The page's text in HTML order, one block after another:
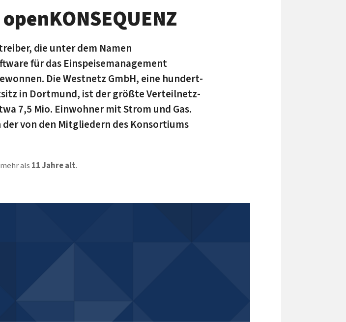
die unter dem Namen
für das Ein­speise­management
Die Westnetz GmbH, eine hundert­
in Dortmund, ist der größte Verteil­netz­
7,5 Mio. Einwohner mit Strom und Gas.
von den Mitgliedern des Konsortiums
als 11 Jahre alt.